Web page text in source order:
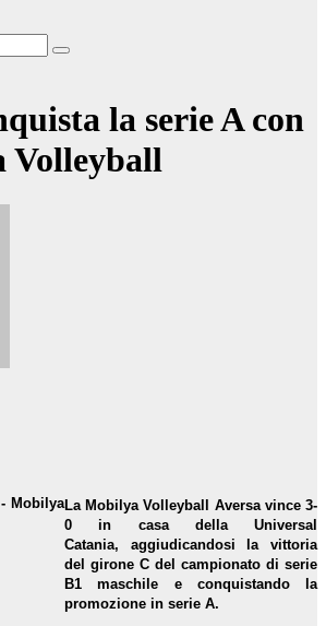
la serie A con
Volleyball
La Mobilya Volleyball Aversa vince 3-
0 in casa della Universal
Catania, aggiudicandosi la vittoria
del girone C del campionato di serie
B1 maschile e conquistando la
promozione in serie A.